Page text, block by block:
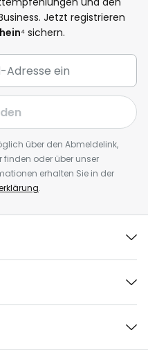
Jetzt registrieren
⁴ sichern.
über den Abmeldelink,
finden oder über unser
erhalten Sie in der
.